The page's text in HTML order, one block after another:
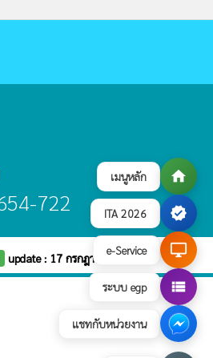
เมนูหลัก home
ITA 2026 verified
e-Service desktop_windows
ระบบ egp view_list
แชทกับหน่วยงาน
722
update : 17 กรกฎาคม 2569